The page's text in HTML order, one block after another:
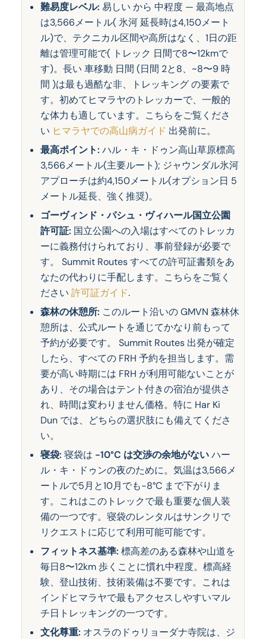
難易度レベル: 易しい から 中程度 — 最高地点
は3,566メートル( 氷河 延長時は4,150メート
ル)で、テクニカル区間や高所はなく、1日の距
離は管理可能で( トレック 日間で8〜12kmで
す)。長い 車移動 日間 (日間 2と8、~8〜9 時
間 )は最も過酷な非、トレッキング の要素で
す。初めてヒマラヤのトレッカーで、一般的
な体力も適しています。こちらをご覧くださ
い ヒマラヤでの高山病ガイド 出発前に。
最高ポイント: ハル・キ・ドゥン高山草原標高
3,566メートル(主要ルート); ジャウンダル氷河
アプローチは約4,150メートル(オプション日 5
メートル延長、強く推奨)。
ゴーヴィンド・パシュ・ヴィハール国立公園
許可証: 国立公園への入場はすべてのトレッカ
ーに義務付けられており、事前登録が必要で
す。 Summit Routes すべての許可証書類をあ
なたの代わりに手配します。こちらをご覧く
ださい 許可証ガイド.
森林の休憩所: このルート沿いの GMVN 森林休
憩所は、公式ルートを通じてかなり前もって
予約が必要です。 Summit Routes 出発が確定
したら、すべての FRH 予約を担当します。需
要が高い時期には FRH が利用可能ないことが
あり、その場合はテント付きの宿泊が提供さ
れ、時間は変わりません価格。特に Har Ki
Dun では、どちらの選択肢にも備えてくださ
い。
寝袋: 寝袋は -10°C は交渉の余地がないハー
ル・キ・ドゥンの夜のために。気温は3,566メ
ートルで5月と10月でも-8°C まで下がりま
す。これはこのトレックで最も重要な個人装
備の一つです。寝袋のレンタルはサンクリで
リクエストに応じて利用可能可能です。
フィットネス基準: 標高差のある森林や山道を
毎日8〜12km 歩くことに慣れ中程度。標高経
験、登山技術、技術装備は不要です。これは
インドヒマラヤで最もアクセスしやすいマル
チ日トレッキングの一つです。
文化尊重: オスラのドゥリョーダナ寺院は、ジ